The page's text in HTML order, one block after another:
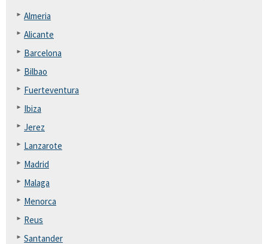
Almeria
Alicante
Barcelona
Bilbao
Fuerteventura
Ibiza
Jerez
Lanzarote
Madrid
Malaga
Menorca
Reus
Santander